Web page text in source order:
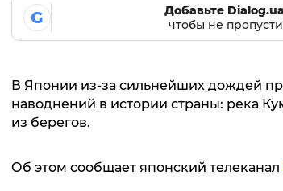
G
Добавьте
чтобы не
В Японии из-за сильнейших дождей
наводнений в истории страны: река
из берегов.
Об этом сообщает японский телеканал